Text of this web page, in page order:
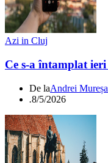
Azi in Cluj
Ce s-a întamplat
De laAndrei
.8/5/2026